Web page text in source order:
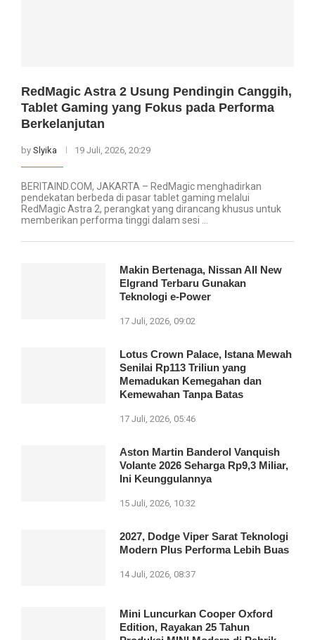
RedMagic Astra 2 Usung Pendingin Canggih,
Tablet Gaming yang Fokus pada Performa
Berkelanjutan
by Slyika 19 Juli, 2026, 20:29
BERITAIND.COM, JAKARTA – RedMagic menghadirkan
pendekatan berbeda di pasar tablet gaming melalui
RedMagic Astra 2, perangkat yang dirancang khusus untuk
memberikan performa tinggi dalam sesi …
Makin Bertenaga, Nissan All New
Elgrand Terbaru Gunakan
Teknologi e-Power
17 Juli, 2026, 09:02
Lotus Crown Palace, Istana Mewah
Senilai Rp113 Triliun yang
Memadukan Kemegahan dan
Kemewahan Tanpa Batas
17 Juli, 2026, 05:46
Aston Martin Banderol Vanquish
Volante 2026 Seharga Rp9,3 Miliar,
Ini Keunggulannya
15 Juli, 2026, 10:32
2027, Dodge Viper Sarat Teknologi
Modern Plus Performa Lebih Buas
14 Juli, 2026, 08:37
Mini Luncurkan Cooper Oxford
Edition, Rayakan 25 Tahun